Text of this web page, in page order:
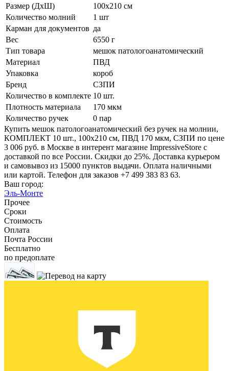
Размер (ДхШ)
100x210 см
Количество молний
1 шт
Карман для документов да
Вес
6550 г
Тип товара
мешок патологоанатомический
Материал
ПВД
Упаковка
короб
Бренд
СЗПИ
Количество в комплекте 10 шт.
Плотность материала
170 мкм
Количество ручек
0 пар
Купить мешок патологоанатомический без ручек на молнии,
КОМПЛЕКТ 10 шт., 100x210 см, ПВД 170 мкм, СЗПИ по цене
3 006 руб. в Москве в интерент магазине ImpressiveStore с
доставкой по все России. Скидки до 25%. Доставка курьером
и самовывоз из 15000 пунктов выдачи. Оплата наличными
или картой. Телефон для заказов +7 499 383 83 63.
Ваш город:
Эль-Монте
Прочее
Сроки
Стоимость
Оплата
Почта России
Бесплатно
по предоплате